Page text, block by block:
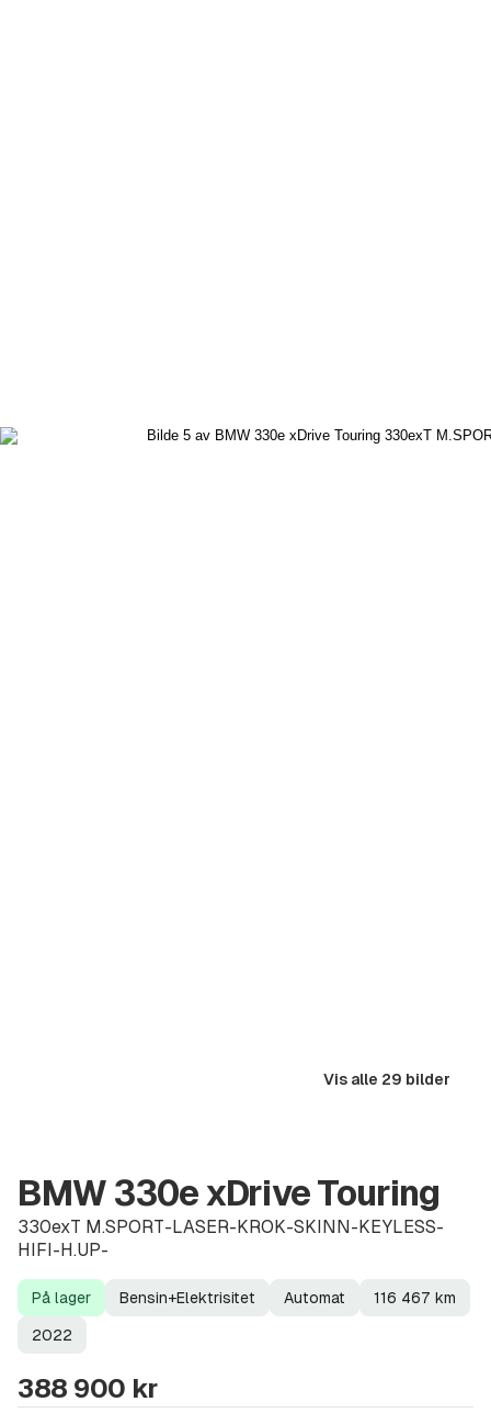
Vis alle 29 bilder
BMW 330e xDrive Touring
330exT M.SPORT-LASER-KROK-SKINN-KEYLESS-
HIFI-H.UP-
Lagerstatus
På lager
Drivstoff
Bensin+Elektrisitet
Girkasse
Automat
Kilometerstand
116 467 km
Modellår
2022
388 900 kr